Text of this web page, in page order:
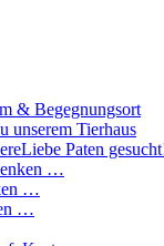
& Begegnungsort
unserem Tierhaus
Liebe Paten
…
…
…